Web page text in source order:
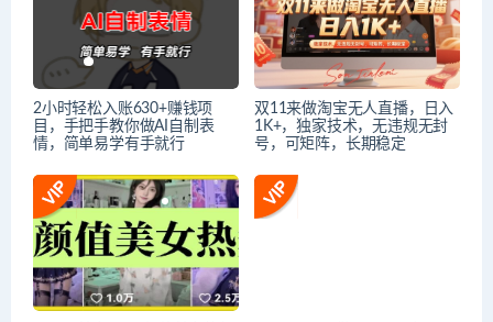
2小时轻松入账630+赚钱项
目，手把手教你做AI自制表
情，简单易学有手就行
双11来做淘宝无人直播，日入
1K+，独家技术，无违规无封
号，可矩阵，长期稳定